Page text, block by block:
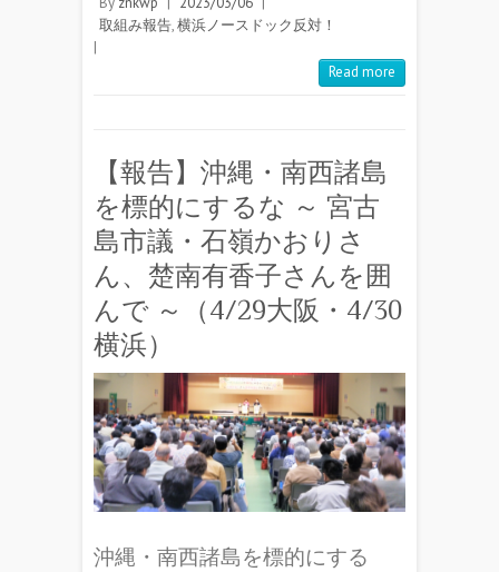
取組み報告,横浜ノースドック反対！
|
Read more
【報告】沖縄・南西諸島
を標的にするな ～ 宮古
島市議・石嶺かおりさ
ん、楚南有香子さんを囲
んで ～（4/29大阪・4/30
横浜）
沖縄・南西諸島を標的にする